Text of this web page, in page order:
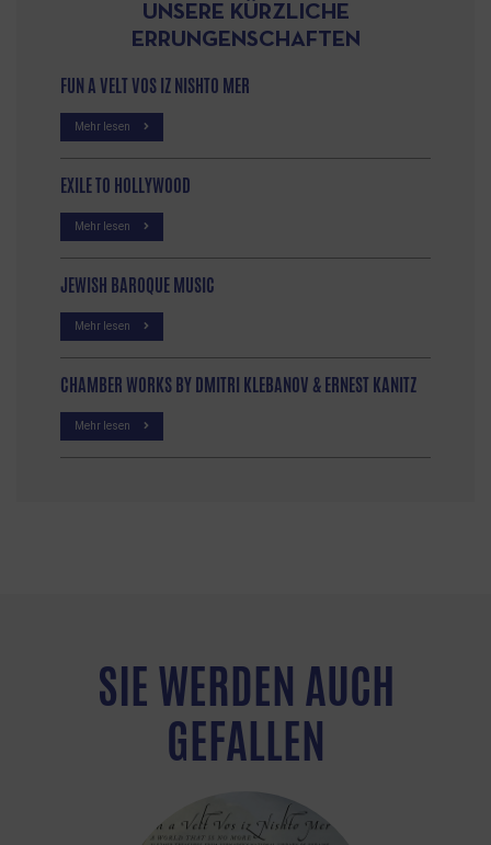
UNSERE KÜRZLICHE
ERRUNGENSCHAFTEN
FUN A VELT VOS IZ NISHTO MER
Mehr lesen
EXILE TO HOLLYWOOD
Mehr lesen
JEWISH BAROQUE MUSIC
Mehr lesen
CHAMBER WORKS BY DMITRI KLEBANOV & ERNEST KANITZ
Mehr lesen
SIE WERDEN AUCH
GEFALLEN